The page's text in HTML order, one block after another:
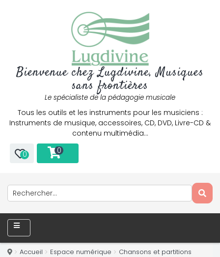
Bienvenue chez Lugdivine, Musiques
sans frontières
Le spécialiste de la pédagogie musicale
Tous les outils et les instruments pour les musiciens :
Instruments de musique, accessoires, CD, DVD, Livre-CD &
contenu multimédia…
0 0
Accueil Espace numérique
Chansons et partitions